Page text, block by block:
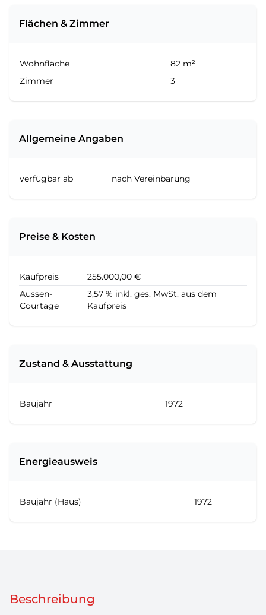
Flächen & Zimmer
Wohnfläche
82 m²
Zimmer
3
Allgemeine Angaben
verfügbar ab nach Vereinbarung
Preise & Kosten
Kaufpreis
255.000,00 €
Aussen-
Courtage
3,57 % inkl. ges. MwSt. aus dem
Kaufpreis
Zustand & Ausstattung
Baujahr 1972
Energieausweis
Baujahr (Haus) 1972
Beschreibung